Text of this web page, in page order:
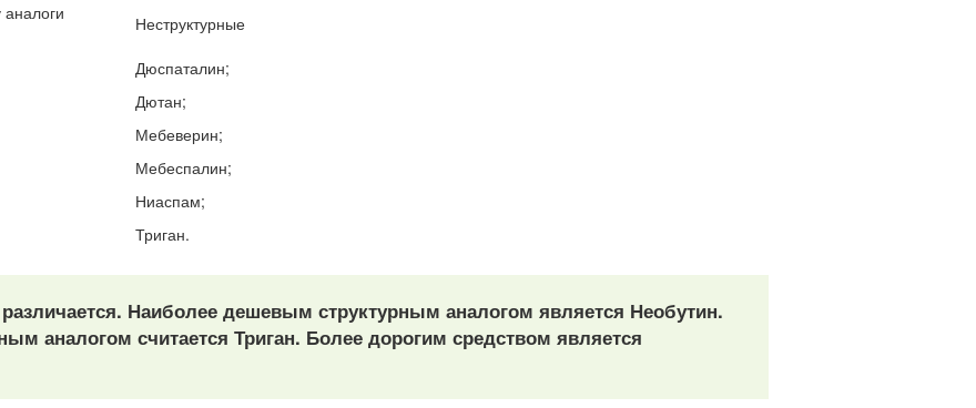
Неструктурные
Дюспаталин;
Дютан;
Мебеверин;
Мебеспалин;
Ниаспам;
Триган.
Наиболее дешевым структурным аналогом является Необутин.
аналогом считается Триган. Более дорогим средством является